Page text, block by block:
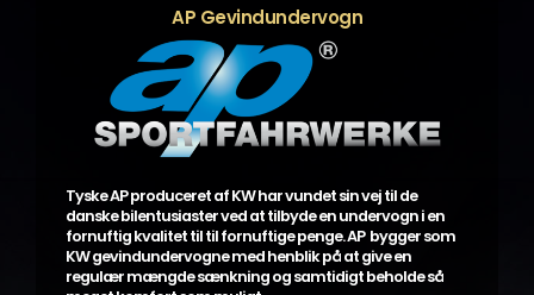
AP Gevindundervogn
Tyske AP produceret af KW har vundet sin vej til de
danske bilentusiaster ved at tilbyde en undervogn i en
fornuftig kvalitet til til fornuftige penge. AP bygger som
KW gevindundervogne med henblik på at give en
regulær mængde sænkning og samtidigt beholde så